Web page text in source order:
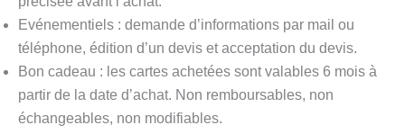
Evénementiels : demande d’informations par mail ou
téléphone, édition d’un devis et acceptation du devis.
Bon cadeau : les cartes achetées sont valables 6 mois à
partir de la date d’achat. Non remboursables, non
échangeables, non modifiables.